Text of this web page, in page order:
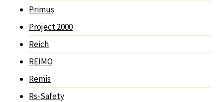
Primus
Project 2000
Reich
REIMO
Remis
Rs-Safety